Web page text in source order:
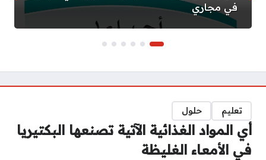
في مجاري
تعليم حلول
أي المواد الغذائية الآتية تصنعها البكتيريا
في الأمعاء الغليظة